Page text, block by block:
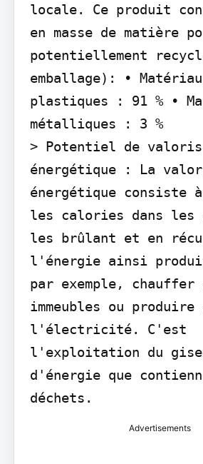
locale. Ce produit
en masse de matière
potentiellement
emballage): •
plastiques : 91 % •
métalliques : 3 %
> Potentiel de
énergétique : La
énergétique
les calories dans les
les brûlant et en
l'énergie ainsi
par exemple, chauffer
immeubles ou produire
l'électricité. C'est
l'exploitation du
d'énergie que
déchets.
Advertisements